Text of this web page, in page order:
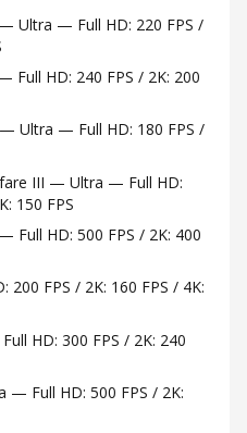
Ultra — Full HD: 220 FPS /
HD: 240 FPS / 2K: 200
— Ultra — Full HD: 180 FPS /
III — Ultra — Full HD:
150 FPS
Full HD: 500 FPS / 2K: 400
FPS / 2K: 160 FPS / 4K:
HD: 300 FPS / 2K: 240
— Full HD: 500 FPS / 2K: